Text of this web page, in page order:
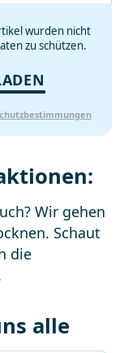
wurden nicht
zu schützen.
Wir gehen
Schaut
die
alle